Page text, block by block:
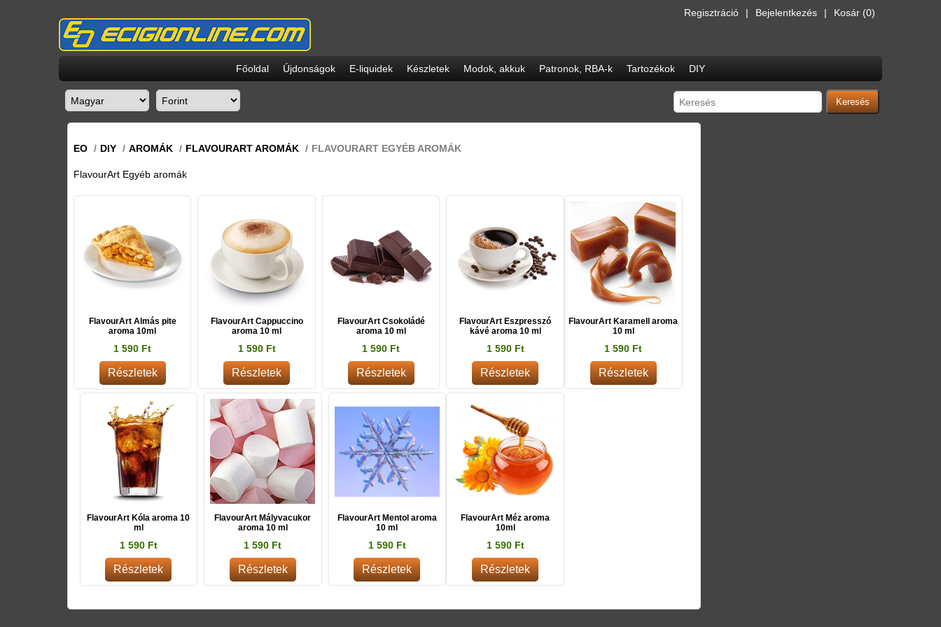
Regisztráció Bejelentkezés Kosár (0)
Főoldal Újdonságok E-liquidek Készletek Modok, akkuk Patronok, RBA-k Tartozékok DIY
EO / DIY / AROMÁK / FLAVOURART AROMÁK / FLAVOURART EGYÉB AROMÁK
FlavourArt Egyéb aromák
FlavourArt Almás pite
aroma 10ml
1 590 Ft
Részletek
FlavourArt Cappuccino
aroma 10 ml
1 590 Ft
Részletek
FlavourArt Csokoládé
aroma 10 ml
1 590 Ft
Részletek
FlavourArt Eszpresszó
kávé aroma 10 ml
1 590 Ft
Részletek
FlavourArt Karamell aroma
10 ml
1 590 Ft
Részletek
FlavourArt Kóla aroma 10
ml
1 590 Ft
Részletek
FlavourArt Mályvacukor
aroma 10 ml
1 590 Ft
Részletek
FlavourArt Mentol aroma
10 ml
1 590 Ft
Részletek
FlavourArt Méz aroma
10ml
1 590 Ft
Részletek